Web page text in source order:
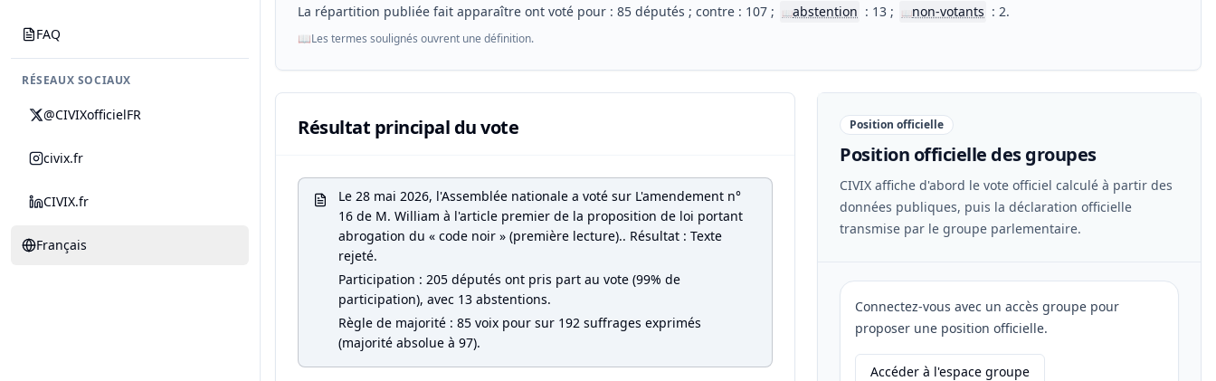
FAQ
RÉSEAUX SOCIAUX
@CIVIXofficielFR
civix.fr
CIVIX.fr
Français
La répartition publiée fait apparaître ont voté pour : 85 députés ; contre : 107 ;
📖abstention : 13 ; 📖non-votants : 2.
📖Les termes soulignés ouvrent une définition.
Résultat principal du vote
Le 28 mai 2026, l'Assemblée nationale a voté sur L'amendement n°
16 de M. William à l'article premier de la proposition de loi portant
abrogation du « code noir » (première lecture).. Résultat : Texte
rejeté.
Participation : 205 députés ont pris part au vote (99% de
participation), avec 13 abstentions.
Règle de majorité : 85 voix pour sur 192 suffrages exprimés
(majorité absolue à 97).
Position officielle
Position officielle des groupes
CIVIX affiche d'abord le vote officiel calculé à partir des
données publiques, puis la déclaration officielle
transmise par le groupe parlementaire.
Connectez-vous avec un accès groupe pour
proposer une position officielle.
Accéder à l'espace groupe